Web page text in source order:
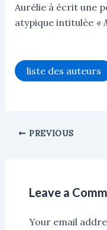
Aurélie à écrit une
atypique intitulée «
liste des auteurs
PREVIOUS
Leave a
Your email